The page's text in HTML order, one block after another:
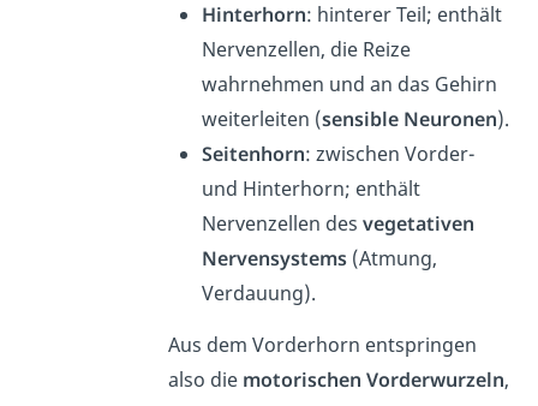
Hinterhorn: hinterer Teil; enthält
Nervenzellen, die Reize
wahrnehmen und an das Gehirn
weiterleiten (sensible Neuronen).
Seitenhorn: zwischen Vorder-
und Hinterhorn; enthält
Nervenzellen des vegetativen
Nervensystems (Atmung,
Verdauung).
Aus dem Vorderhorn entspringen
also die motorischen Vorderwurzeln,